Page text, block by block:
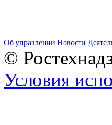
Об управлении Новости
©
Условия